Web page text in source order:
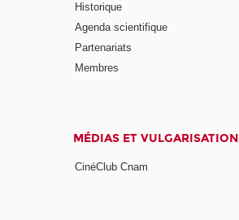
Historique
Agenda scientifique
Partenariats
Membres
MÉDIAS ET VULGARISATION
CinéClub Cnam